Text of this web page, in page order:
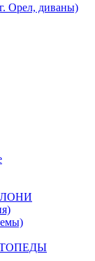
Орел, диваны)